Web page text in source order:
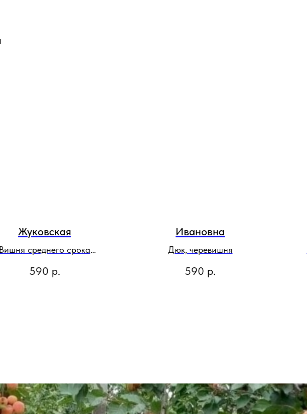
Жуковская
Вишня среднего срока
590 р.
Ивановна
Дюк, черевишня
590 р.